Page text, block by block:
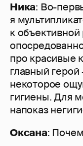
Ника: Во-
я
к
про красивые
главный
некоторое
гигиены. Для
напоказ
Оксана: